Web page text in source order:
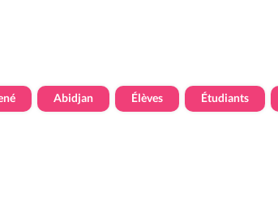
Abidjan Élèves Étudiants